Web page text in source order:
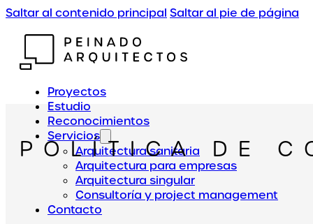
Saltar al contenido principal Saltar al pie de página
Proyectos
Estudio
Reconocimientos
Servicios
Arquitectura sanitaria
Arquitectura para empresas
Arquitectura singular
Consultoría y project management
Contacto
POLÍTICA DE